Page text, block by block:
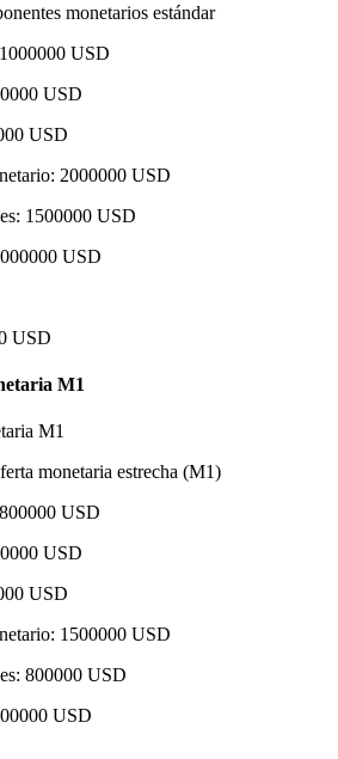
monetarios estándar
1000000 USD
USD
USD
: 2000000 USD
: 1500000 USD
USD
USD
M1
M1
monetaria estrecha (M1)
800000 USD
USD
USD
: 1500000 USD
: 800000 USD
USD